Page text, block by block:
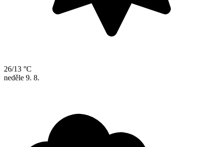
26/13 °C
neděle 9. 8.